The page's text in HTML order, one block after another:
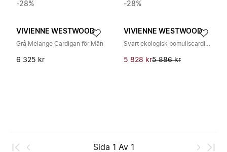
-28%
-28%
VIVIENNE WESTWOOD
Grå Melange Cardigan för Män
6 325 kr
VIVIENNE WESTWOOD
Svart ekologisk bomullscardigan med Orb-logotyp
5 828 kr5 886 kr
Sida 1 Av 1